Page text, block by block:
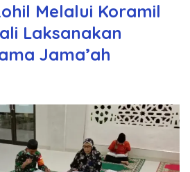
Melalui Koramil
Laksanakan
Jama’ah